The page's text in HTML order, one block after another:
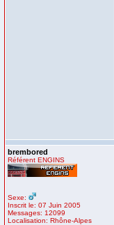
brembored
Référent ENGINS
Sexe:
Inscrit le: 07 Juin 2005
Messages: 12099
Localisation: Rhône-Alpes